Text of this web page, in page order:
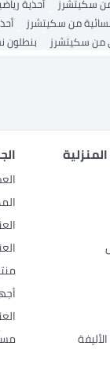
من سكيتشرز
من سكيتشرز بنطلون